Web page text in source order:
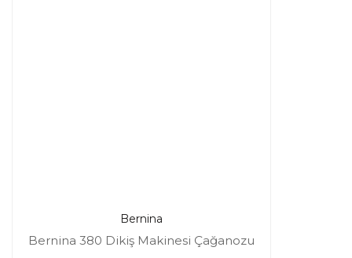
Bernina
Bernina 380 Dikiş Makinesi Çağanozu